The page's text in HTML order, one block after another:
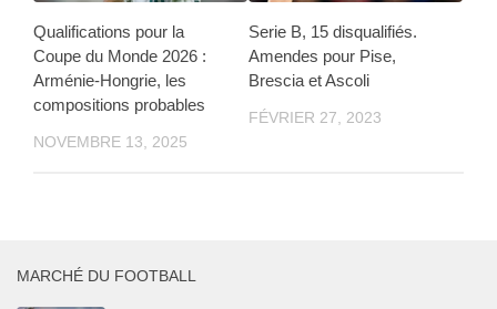
Qualifications pour la
Coupe du Monde 2026 :
Arménie-Hongrie, les
compositions probables
NOVEMBRE 13, 2025
Serie B, 15 disqualifiés.
Amendes pour Pise,
Brescia et Ascoli
FÉVRIER 27, 2023
MARCHÉ DU FOOTBALL